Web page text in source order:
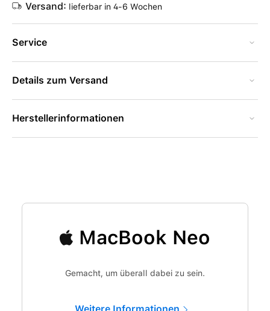
Versand: lieferbar in 4-6 Wochen
Service
Details zum Versand
Herstellerinformationen
MacBook Neo
Gemacht, um überall dabei zu sein.